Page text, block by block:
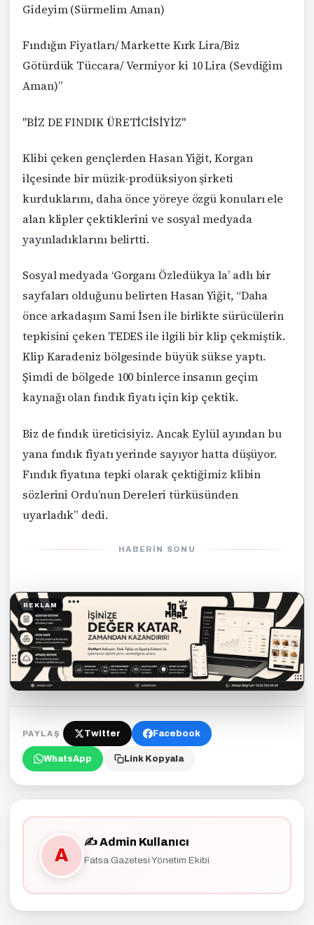
Gideyim (Sürmelim Aman)
Fındığın Fiyatları/ Markette Kırk Lira/Biz
Götürdük Tüccara/ Vermiyor ki 10 Lira (Sevdiğim
Aman)”
"BİZ DE FINDIK ÜRETİCİSİYİZ"
Klibi çeken gençlerden Hasan Yiğit, Korgan
ilçesinde bir müzik-prodüksiyon şirketi
kurduklarını, daha önce yöreye özgü konuları ele
alan klipler çektiklerini ve sosyal medyada
yayınladıklarını belirtti.
Sosyal medyada ‘Gorganı Özledükya la’ adlı bir
sayfaları olduğunu belirten Hasan Yiğit, “Daha
önce arkadaşım Sami İsen ile birlikte sürücülerin
tepkisini çeken TEDES ile ilgili bir klip çekmiştik.
Klip Karadeniz bölgesinde büyük sükse yaptı.
Şimdi de bölgede 100 binlerce insanın geçim
kaynağı olan fındık fiyatı için kip çektik.
Biz de fındık üreticisiyiz. Ancak Eylül ayından bu
yana fındık fiyatı yerinde sayıyor hatta düşüyor.
Fındık fiyatına tepki olarak çektiğimiz klibin
sözlerini Ordu’nun Dereleri türküsünden
uyarladık” dedi.
HABERIN SONU
REKLAM
PAYLAŞ Twitter Facebook
WhatsApp Link Kopyala
A
✍️ Admin Kullanıcı
Fatsa Gazetesi Yönetim Ekibi